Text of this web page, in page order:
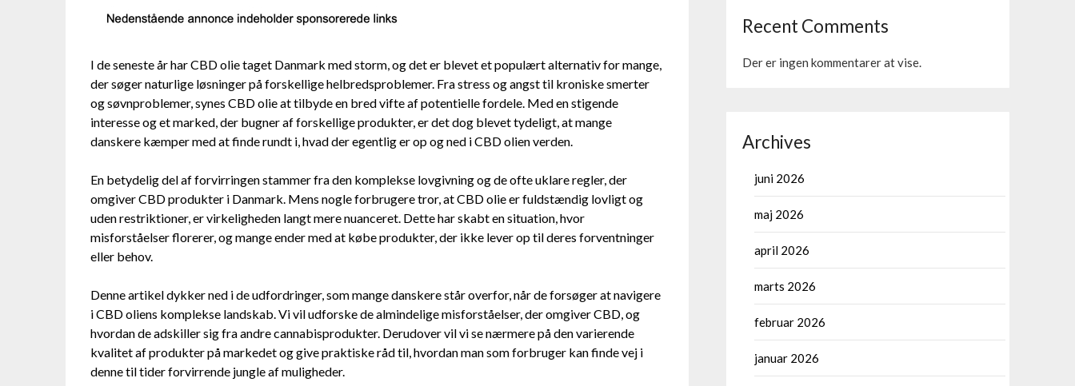
I de seneste år har CBD olie taget Danmark med storm, og det er blevet et populært alternativ for mange,
der søger naturlige løsninger på forskellige helbredsproblemer. Fra stress og angst til kroniske smerter
og søvnproblemer, synes CBD olie at tilbyde en bred vifte af potentielle fordele. Med en stigende
interesse og et marked, der bugner af forskellige produkter, er det dog blevet tydeligt, at mange
danskere kæmper med at finde rundt i, hvad der egentlig er op og ned i CBD olien verden.
En betydelig del af forvirringen stammer fra den komplekse lovgivning og de ofte uklare regler, der
omgiver CBD produkter i Danmark. Mens nogle forbrugere tror, at CBD olie er fuldstændig lovligt og
uden restriktioner, er virkeligheden langt mere nuanceret. Dette har skabt en situation, hvor
misforståelser florerer, og mange ender med at købe produkter, der ikke lever op til deres forventninger
eller behov.
Denne artikel dykker ned i de udfordringer, som mange danskere står overfor, når de forsøger at navigere
i CBD oliens komplekse landskab. Vi vil udforske de almindelige misforståelser, der omgiver CBD, og
hvordan de adskiller sig fra andre cannabisprodukter. Derudover vil vi se nærmere på den varierende
kvalitet af produkter på markedet og give praktiske råd til, hvordan man som forbruger kan finde vej i
denne til tider forvirrende jungle af muligheder.
Recent Comments
Der er ingen kommentarer at vise.
Archives
juni 2026
maj 2026
april 2026
marts 2026
februar 2026
januar 2026